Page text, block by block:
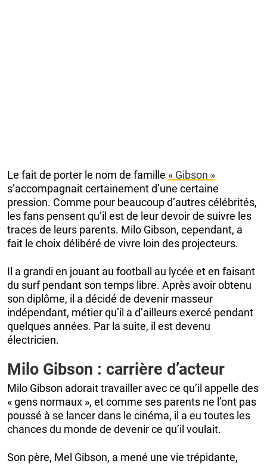
Le fait de porter le nom de famille « Gibson »
s’accompagnait certainement d’une certaine
pression. Comme pour beaucoup d’autrescélébrités,
les fans pensent qu’il est de leur devoir de suivre les
traces de leurs parents. Milo Gibson, cependant, a
fait le choix délibéré de vivre loin des projecteurs.
Il a grandi en jouant au football au lycée et en faisant
du surf pendant son temps libre. Après avoir obtenu
son diplôme, il a décidé de devenir masseur
indépendant, métier qu’il a d’ailleurs exercé pendant
quelques années. Par la suite, il est devenu
électricien.
Milo Gibson : carrière d’acteur
Milo Gibson adorait travailler avec ce qu’il appelle des
« gens normaux », et comme ses parents ne l’ont pas
poussé à se lancer dans le cinéma, il a eu toutes les
chances du monde de devenir ce qu’il voulait.
Son père, Mel Gibson, a mené une vie trépidante,